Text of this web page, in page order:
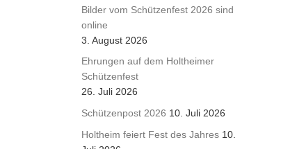
Bilder vom Schützenfest 2026 sind
online
3. August 2026
Ehrungen auf dem Holtheimer
Schützenfest
26. Juli 2026
Schützenpost 2026 10. Juli 2026
Holtheim feiert Fest des Jahres 10.